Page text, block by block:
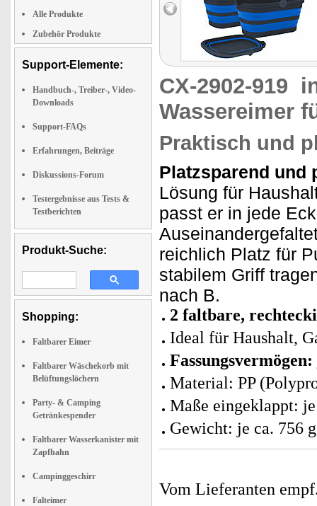
Alle Produkte
Zubehör Produkte
Support-Elemente:
Handbuch-, Treiber-, Video-
Downloads
Support-FAQs
Erfahrungen, Beiträge
Diskussions-Forum
Testergebnisse aus Tests &
Testberichten
Produkt-Suche:
Shopping:
Faltbarer Eimer
Faltbarer Wäschekorb mit
Belüftungslöchern
Party- & Camping
Getränkespender
Faltbarer Wasserkanister mit
Zapfhahn
Campinggeschirr
Falteimer
CX-2902-919
Wassereimer
Praktisch und
Platzsparend und
Lösung für
passt er in jede
reichlich Platz für
stabilem Griff
nach B.
2 faltbare,
Ideal für Haushalt,
Material: PP
Maße eingeklappt:
Gewicht: je ca. 756 g
Vom Lieferanten